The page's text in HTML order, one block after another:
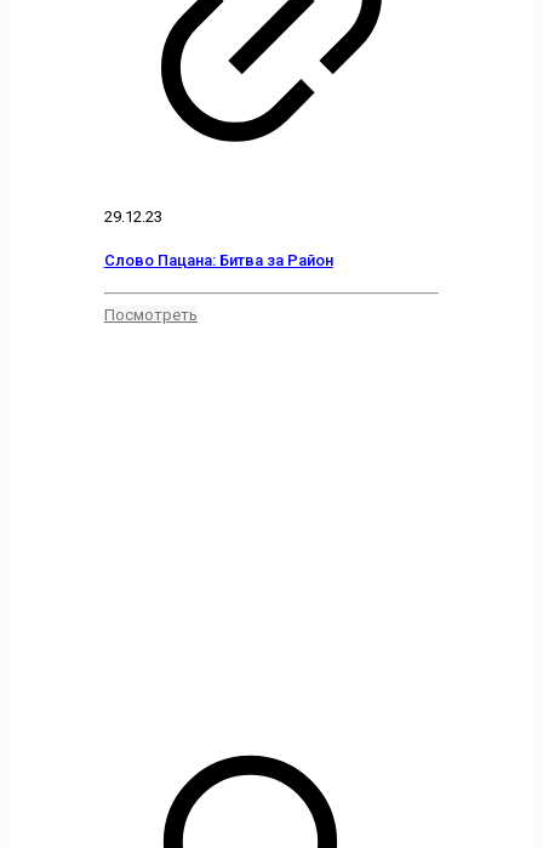
29.12.23
Слово Пацана: Битва за Район
Посмотреть